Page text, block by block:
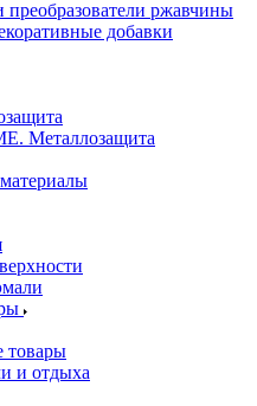
преобразователи ржавчины
добавки
Металлозащита
товары
и отдыха